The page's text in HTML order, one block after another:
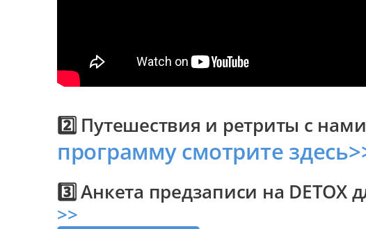
2️⃣ Путешествия и ретриты с
программу смотрите
3️⃣ Анкета предзаписи на
>>